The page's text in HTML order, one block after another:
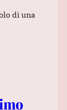
di una